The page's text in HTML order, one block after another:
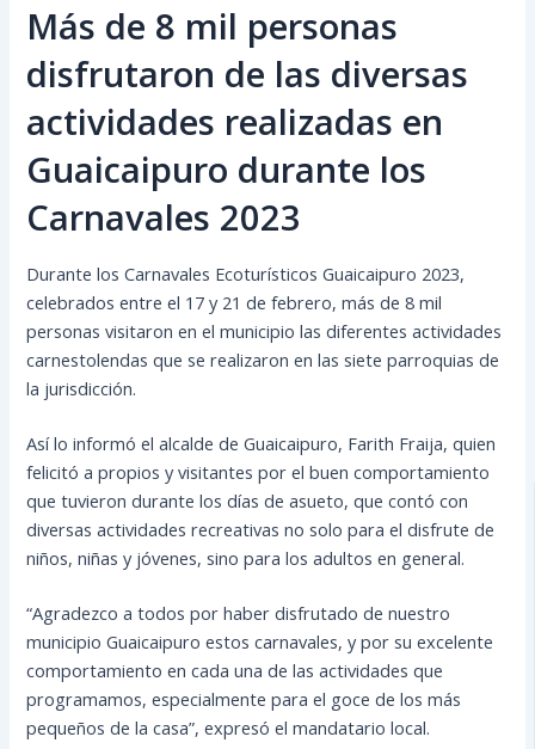
Más de 8 mil personas
disfrutaron de las diversas
actividades realizadas en
Guaicaipuro durante los
Carnavales 2023
Durante los Carnavales Ecoturísticos Guaicaipuro 2023,
celebrados entre el 17 y 21 de febrero, más de 8 mil
personas visitaron en el municipio las diferentes actividades
carnestolendas que se realizaron en las siete parroquias de
la jurisdicción.
Así lo informó el alcalde de Guaicaipuro, Farith Fraija, quien
felicitó a propios y visitantes por el buencomportamiento
que tuvieron durante los días de asueto, que contó con
diversas actividades recreativas no solo para el disfrute de
niños, niñas y jóvenes, sino para los adultos en general.
“Agradezco a todos por haber disfrutado de nuestro
municipio Guaicaipuro estos carnavales, y por su excelente
comportamiento en cada una de las actividades que
programamos, especialmente para el goce de los más
pequeños de la casa”, expresó el mandatario local.